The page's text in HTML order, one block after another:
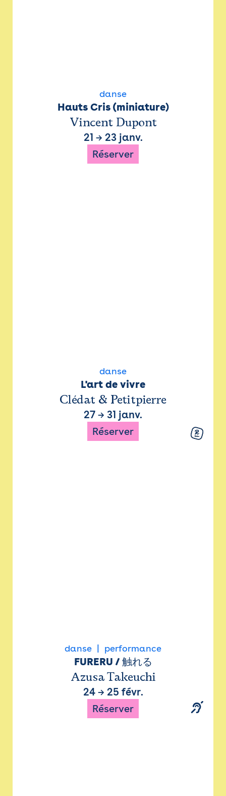
danse
Hauts Cris (miniature)
Vincent Dupont
21 → 23 janv.
Réserver
danse
L'art de vivre
Clédat & Petitpierre
27 → 31 janv.
Réserver
danse performance
FURERU / 触れる
Azusa Takeuchi
24→ 25 févr.
Réserver